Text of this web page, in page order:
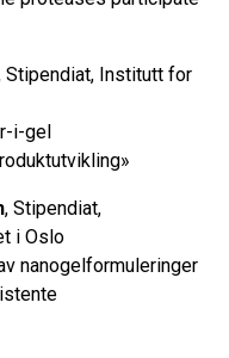
Stipendiat, Institutt for
i-gel
, Stipendiat,
i Oslo
nanogelformuleringer